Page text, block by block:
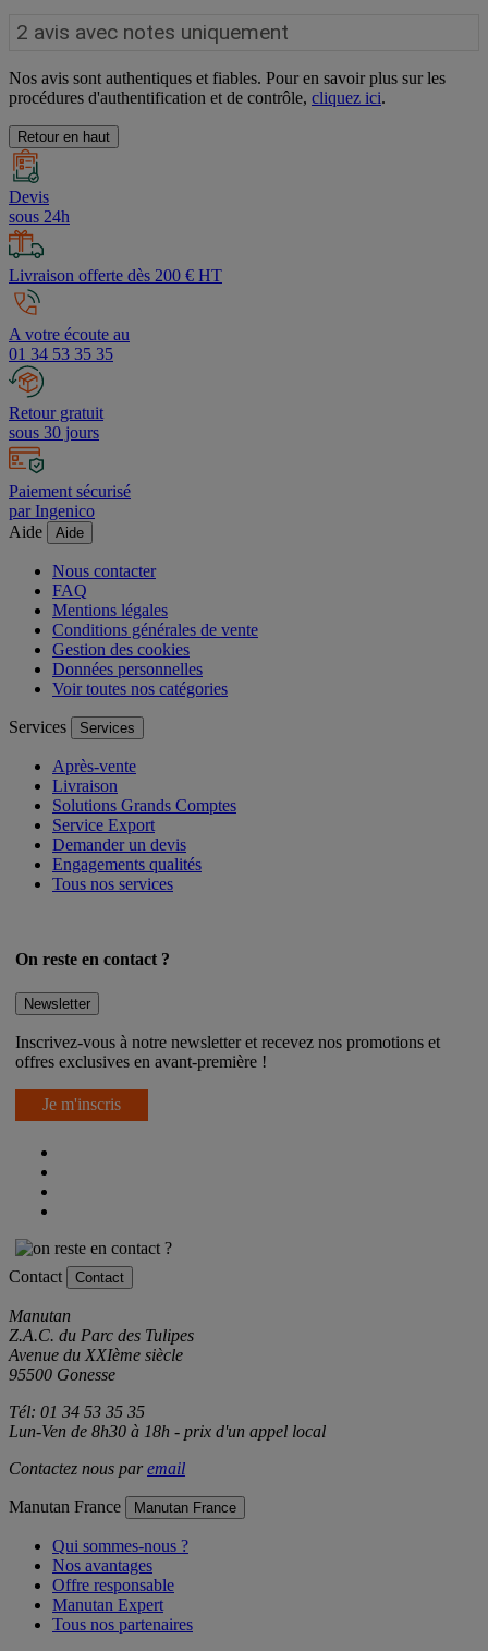
Nos avis sont authentiques et fiables. Pour en savoir plus sur les
Retour en haut
Devis
sous 24h
Livraison offerte dès 200 € HT
A votre écoute au
01 34 53 35 35
Retour gratuit
sous 30 jours
Paiement sécurisé
par Ingenico
Aide
Nous contacter
FAQ
Mentions légales
Conditions générales de vente
Gestion des cookies
Données personnelles
Services
Après-vente
Livraison
Solutions Grands Comptes
Service Export
Demander un devis
Engagements qualités
Inscrivez-vous à notre newsletter et recevez nos promotions et
Je m'inscris
Contact
Manutan
Z.A.C. du Parc des Tulipes
Avenue du XXIème siècle
Tél: 01 34 53 35 35
Manutan France
Qui sommes-nous ?
Nos avantages
Offre responsable
Manutan Expert